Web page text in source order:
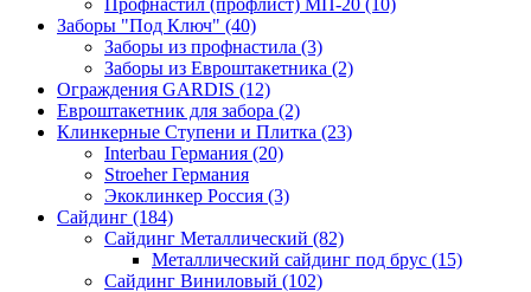
Профнастил (профлист) МП-20 (10)
Заборы "Под Ключ" (40)
Заборы из профнастила (3)
Заборы из Евроштакетника (2)
Ограждения GARDIS (12)
Евроштакетник для забора (2)
Клинкерные Ступени и Плитка (23)
Interbau Германия (20)
Stroeher Германия
Экоклинкер Россия (3)
Сайдинг (184)
Сайдинг Металлический (82)
Металлический сайдинг под брус (15)
Сайдинг Виниловый (102)